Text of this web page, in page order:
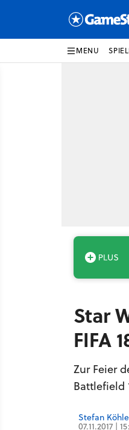
MENU
Star
FIFA
Zur Feier
Battlefield
Stefan
07.11.2017 |